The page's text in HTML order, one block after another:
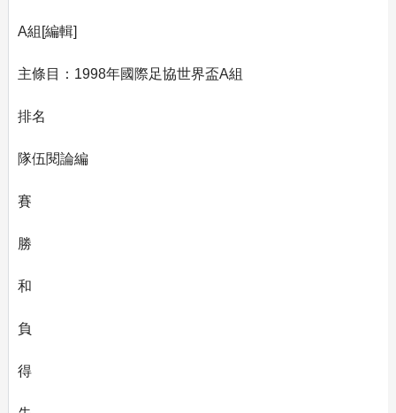
A組[編輯]
主條目：1998年國際足協世界盃A組
排名
隊伍閱論編
賽
勝
和
負
得